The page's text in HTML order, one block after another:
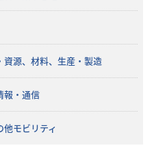
源、材料、生産・製造
情報・通信
モビリティ